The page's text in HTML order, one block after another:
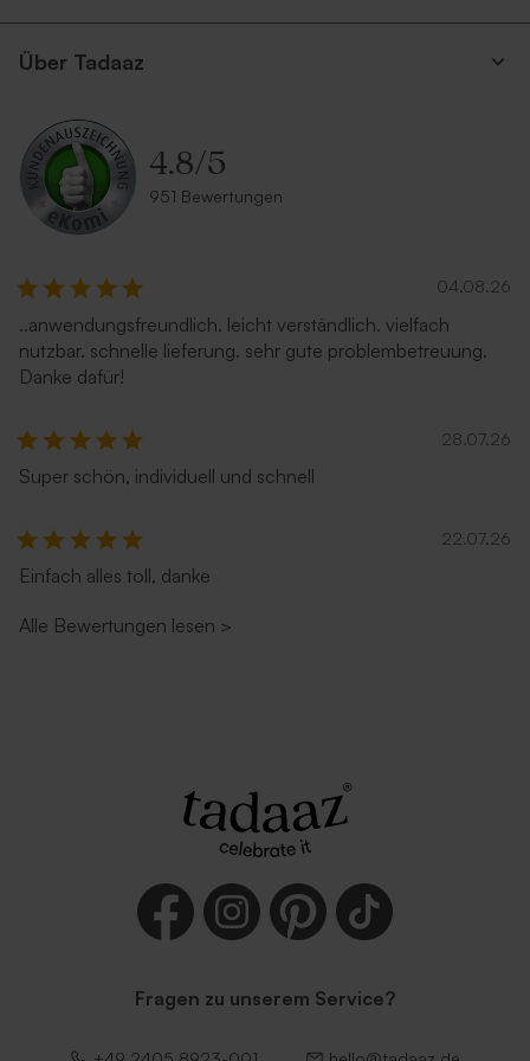
Rostbrauner Umschlag mit
spitzer Klappe
'Gold'
Über Tadaaz
4.8/5
951 Bewertungen
04.08.26
..anwendungsfreundlich. leicht verständlich. vielfach
nutzbar. schnelle lieferung. sehr gute problembetreuung.
Danke dafür!
28.07.26
Super schön, individuell und schnell
22.07.26
Einfach alles toll, danke
Alle Bewertungen lesen >
Fragen zu unserem Service?